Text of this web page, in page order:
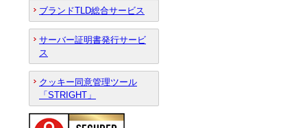
ブランドTLD総合サービス
サーバー証明書発行サービ
ス
クッキー同意管理ツール
「STRIGHT」